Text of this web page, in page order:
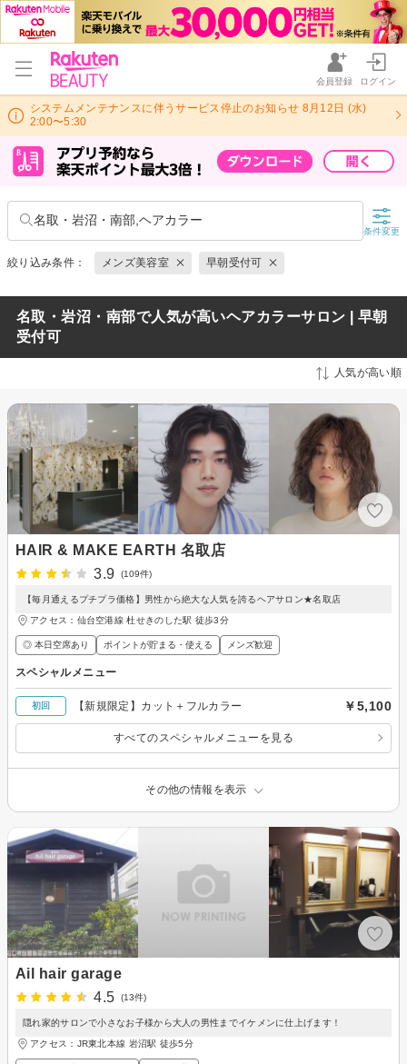
会員登録 ログイン
システムメンテナンスに伴うサービス停止のお知らせ 8月12日 (水)
2:00〜5:30
名取・岩沼・南部,ヘアカラー
条件変更
絞り込み条件： メンズ美容室 早朝受付可
名取・岩沼・南部で人気が高いヘアカラーサロン | 早朝
受付可
人気が高い順
HAIR & MAKE EARTH 名取店
3.9
(109件)
【毎月通えるプチプラ価格】男性から絶大な人気を誇るヘアサロン★名取店
アクセス：仙台空港線 杜せきのした駅 徒歩3分
◎ 本日空席あり ポイントが貯まる・使える メンズ歓迎
スペシャルメニュー
初回 【新規限定】カット＋フルカラー ￥5,100
すべてのスペシャルメニューを見る
その他の情報を表示
Ail hair garage
4.5
(13件)
隠れ家的サロンで小さなお子様から大人の男性までイケメンに仕上げます！
アクセス：JR東北本線 岩沼駅 徒歩5分